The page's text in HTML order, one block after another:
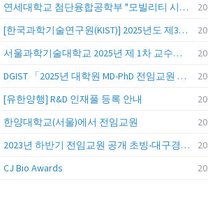
연세대학교 첨단융합공학부 "모빌리티 시스템 전 분야" 전임교원 특별채용 (2026년 9월 1일자 임용 예정)
[한국과학기술연구원(KIST)] 2025년도 제3차 연구부문 공개채용 안내
서울과학기술대학교 2025년 제 1차 교수초빙 (교육공무원 일반공개채용) 공고
DGIST 「2025년 대학원 MD-PhD 전임교원 공개초빙」
[유한양행] R&D 인재풀 등록 안내
한양대학교(서울)에서 전임교원
2023년 하반기 전임교원 공개 초빙-대구경북과학기술원 (DGIST)
CJ Bio Awards